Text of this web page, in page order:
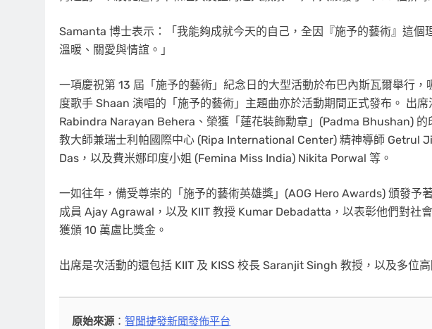
Samanta 博士表示：「我能夠成就今天的自己，全因『施予的藝術』這個
溫暖、關愛與情誼。」
一項慶祝第 13 屆「施予的藝術」紀念日的大型活動於布巴內斯瓦爾舉行
度歌手 Shaan 演唱的「施予的藝術」主題曲亦於活動期間正式發布。 出
Rabindra Narayan Behera、榮獲「蓮花裝飾勳章」(Padma Bhushan)
教大師兼瑞士利帕國際中心 (Ripa International Center) 精神導師 Getrul
Das，以及費米娜印度小姐 (Femina Miss India) Nikita Porwal 等。
一如往年，備受尊崇的「施予的藝術英雄獎」(AOG Hero Awards) 頒發予
成員 Ajay Agrawal，以及 KIIT 教授 Kumar Debadatta，以表彰他們對社
獲頒 10 萬盧比獎金。
出席是次活動的還包括 KIIT 及 KISS 校長 Saranjit Singh 教授，以及多位高
原始來源 ：智聞捷發新聞發佈平台